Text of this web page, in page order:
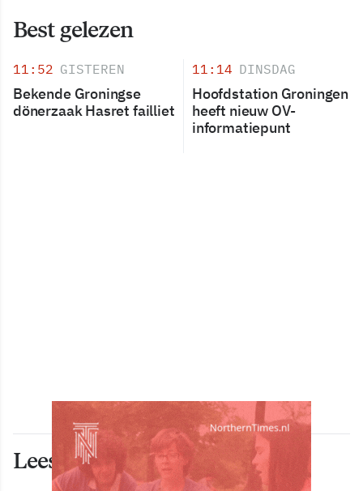
Best gelezen
11:52 GISTEREN
Bekende Groningse
dönerzaak Hasret failliet
11:14 DINSDAG
Hoofdstation Groningen
heeft nieuw OV-
informatiepunt
Lees ook deze artikelen